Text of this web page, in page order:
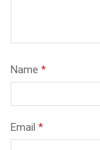
Name *
Email *